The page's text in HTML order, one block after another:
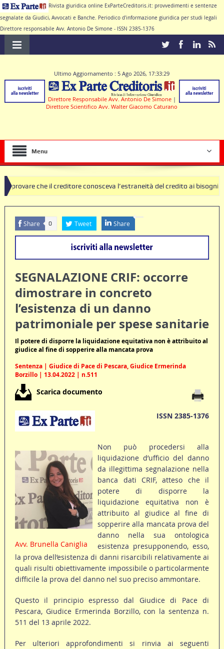
Rivista giuridica online ExParteCreditoris.it: provvedimenti e sentenze
segnalate da Giudici, Avvocati e Banche. Periodico d'informazione giuridica per studi legali
Direttore responsabile Avv. Antonio De Simone - ISSN 2385-1376
Ultimo Aggiornamento : 5 Ago 2026, 17:33:29
Direttore Responsabile Avv. Antonio De Simone |
Direttore Scientifico Avv. Walter Giacomo Caturano
Menu
che il creditore conosceva l’estraneità del credito ai bisogni della
di clausole nulle deve produrre il contratto di conto corrente
Share 0 Tweet Share
SEGNALAZIONE CRIF: occorre
dimostrare in concreto
l’esistenza di un danno
patrimoniale per spese sanitarie
Il potere di disporre la liquidazione equitativa non è attribuito al
giudice al fine di sopperire alla mancata prova
Sentenza | Giudice di Pace di Pescara, Giudice Ermerinda
Borzillo | 13.04.2022 | n.511
Scarica documento
ISSN 2385-1376
Avv. Brunella Caniglia
Non può procedersi alla
liquidazione d’ufficio del danno
da illegittima segnalazione nella
banca dati CRIF, atteso che il
potere di disporre la
liquidazione equitativa non è
attribuito al giudice al fine di
sopperire alla mancata prova del
danno nella sua ontologica
esistenza presupponendo, esso,
la prova dell’esistenza di danni risarcibili relativamente ai
quali risulti obiettivamente impossibile o particolarmente
difficile la prova del danno nel suo preciso ammontare.
Questo il principio espresso dal Giudice di Pace di
Pescara, Giudice Ermerinda Borzillo, con la sentenza n.
511 del 13 aprile 2022.
Per ulteriori approfondimenti si rinvia ai seguenti